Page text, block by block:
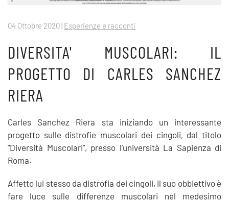
04 Ottobre 2020| Esperienze e racconti
DIVERSITA' MUSCOLARI: IL
PROGETTO DI CARLES SANCHEZ
RIERA
Carles Sanchez Riera sta iniziando un interessante
progetto sulle distrofie muscolari dei cingoli, dal titolo
"Diversità Muscolari", presso l'università La Sapienza di
Roma.
Affetto lui stesso da distrofia dei cingoli, il suo obbiettivo è
fare luce sulle differenze muscolari nel medesimo